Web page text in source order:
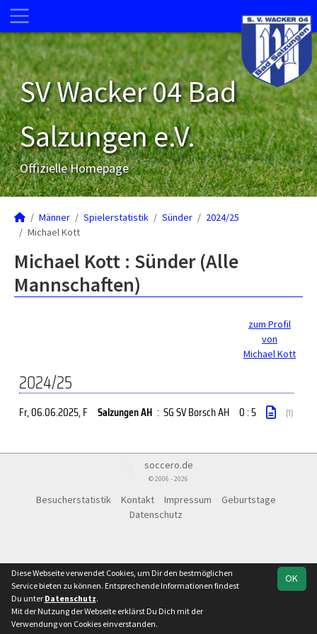
SV Wacker 04 Bad
Salzungen e.V.
Offizielle Homepage
Männer Spielerstatistik Sünder
2024/25
Michael Kott
Michael Kott : Sünder (Alle
Mannschaften)
zum Profil
von
Michael Kott
2024/25
Fr, 06.06.2025, F Salzungen AH : SG SV Borsch AH 0 : 5 (1)
soccero.de
© 2006 - 2026
Besucherstatistik Kontakt Impressum
Geburtstage
Datenschutz
OK
Diese Webseite verwendet Cookies, um Dir den bestmöglichen
Service bieten zu können. Entsprechende Informationen findest
Du unter Datenschutz.
Mit der Nutzung der Webseite erklärst Du Dich mit der
Verwendung von Cookies einverstanden.